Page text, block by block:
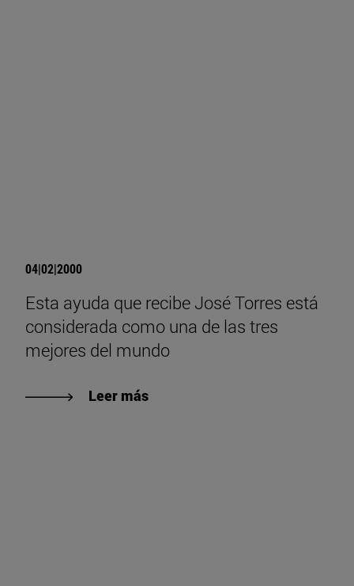
04|02|2000
Esta ayuda que recibe José Torres está
considerada como una de las tres
mejores del mundo
Leer más